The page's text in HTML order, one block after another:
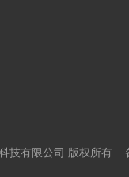
技有限公司 版权所有